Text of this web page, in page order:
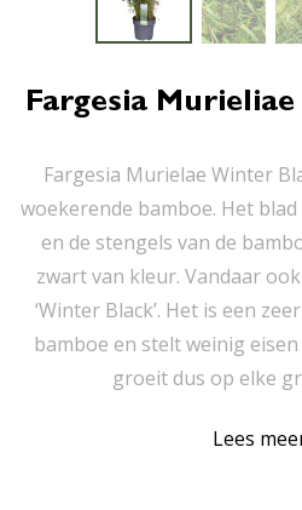
Fargesia Murieliae
Fargesia Murielae Winter
woekerende bamboe. Het
en de stengels van de
zwart van kleur. Vandaar
‘Winter Black’. Het is een
bamboe en stelt weinig
groeit dus op elke
Lees